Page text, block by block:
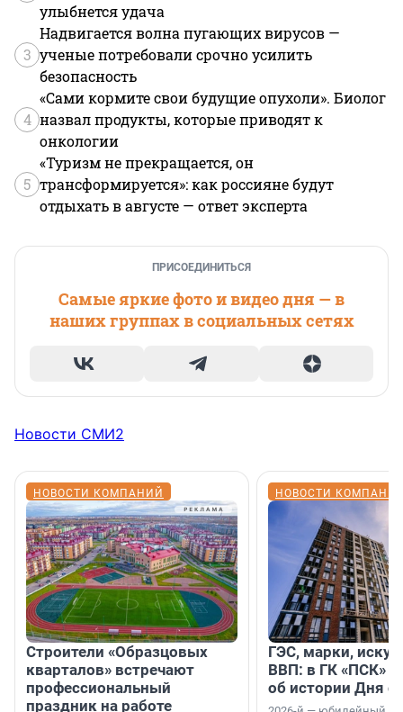
улыбнется удача
3
Надвигается волна пугающих вирусов —
ученые потребовали срочно усилить
безопасность
4
«Сами кормите свои будущие опухоли». Биолог
назвал продукты, которые приводят к
онкологии
5
«Туризм не прекращается, он
трансформируется»: как россияне будут
отдыхать в августе — ответ эксперта
ПРИСОЕДИНИТЬСЯ
Самые яркие фото и видео дня — в
наших группах в социальных сетях
Новости СМИ2
НОВОСТИ КОМПАНИЙ
Строители «Образцовых
кварталов» встречают
профессиональный
праздник на работе
НОВОСТИ
ГЭС, марки,
ВВП: в ГК «ПСК»
об истории Дня